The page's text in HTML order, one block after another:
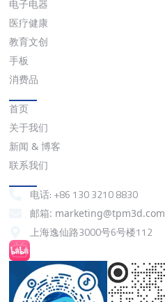
电子电器
医疗健康
教育文创
手板
消费品
首页
关于我们
新闻 & 博客
联系我们
电话: +86 130 3210 8830
邮箱: marketing@tpm3d.com
上海逸仙路3000号6号楼112